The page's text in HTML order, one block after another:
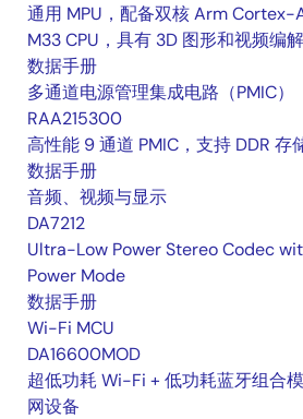
通用 MPU，配备双核 Arm
M33 CPU，具有 3D 图形和视频编
数据手册
多通道电源管理集成电路（PMIC）
RAA215300
高性能 9 通道 PMIC，支持 DDR 存
数据手册
音频、视频与显示
DA7212
Ultra-Low Power Stereo Codec
Power Mode
数据手册
Wi-Fi MCU
DA16600MOD
超低功耗 Wi-Fi + 低功耗蓝牙组合
网设备